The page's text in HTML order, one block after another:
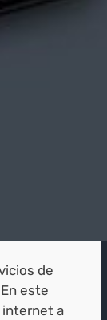
de
este
internet a